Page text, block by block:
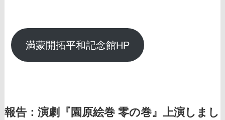
満蒙開拓平和記念館HP
報告：演劇『園原絵巻 零の巻』上演しまし